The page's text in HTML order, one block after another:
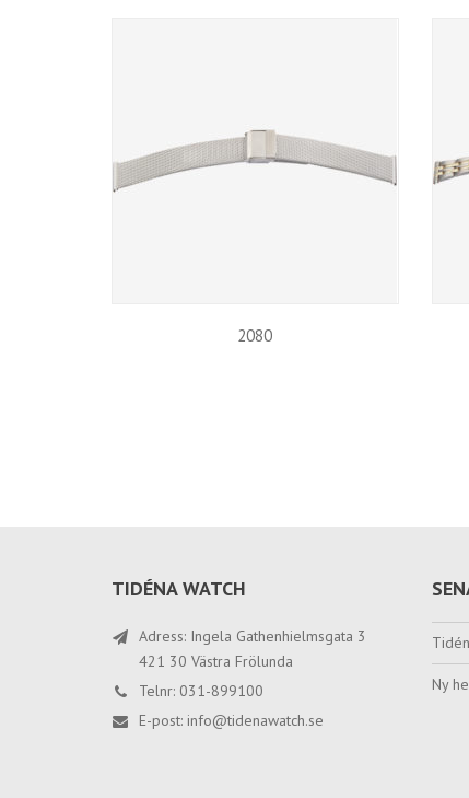
2080
TIDÉNA WATCH
Adress: Ingela Gathenhielmsgata 3
421 30 Västra Frölunda
Telnr: 031-899100
E-post: info@tidenawatch.se
Ny